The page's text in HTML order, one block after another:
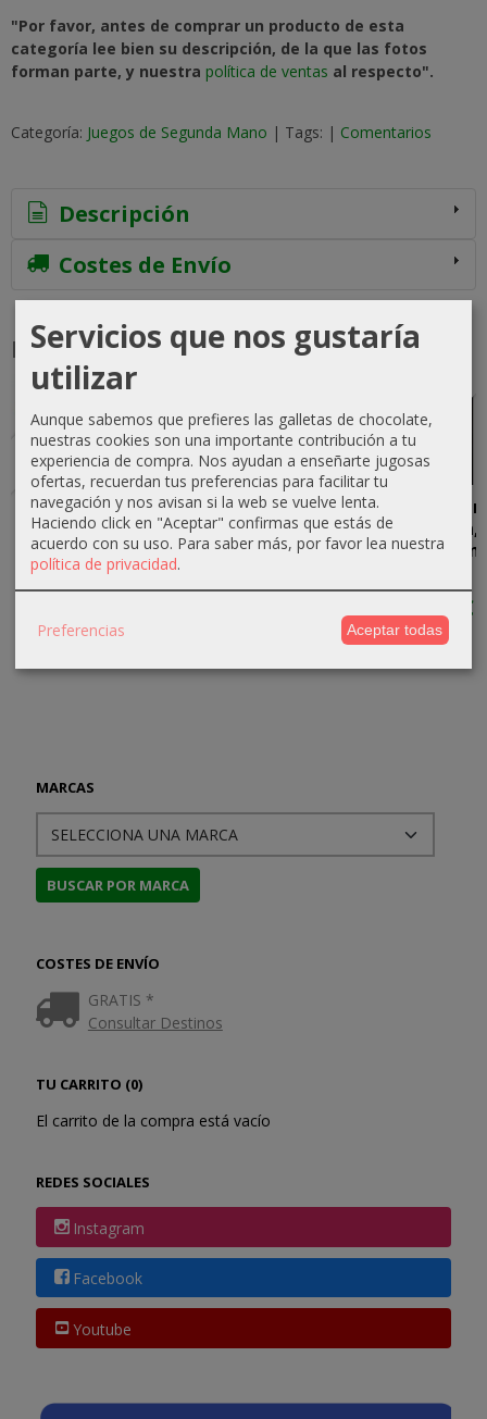
MARCAS
COSTES DE ENVÍO
GRATIS *
Consultar Destinos
TU CARRITO (0)
El carrito de la compra está vacío
REDES SOCIALES
Instagram
Facebook
Youtube
"Por favor, antes de comprar un producto de esta
categoría lee bien su descripción, de la que las fotos
forman parte, y nuestra política de ventas al respecto".
Categoría: Juegos de Segunda Mano | Tags: | Comentarios
Descripción
Costes de Envío
Productos Relacionados
Agotado
CDG Solo
System
19,00 €
20,00 €
Agotado
GMT Next
War:
suplemento
Agotado
Downfall:
Conquest of
the Third...
41,80 €
Agotado
The Russian
Campaign,
5th Edition
120,00 €
Servicios que nos gustaría
utilizar
Aunque sabemos que prefieres las galletas de chocolate,
nuestras cookies son una importante contribución a tu
experiencia de compra. Nos ayudan a enseñarte jugosas
ofertas, recuerdan tus preferencias para facilitar tu
navegación y nos avisan si la web se vuelve lenta.
Haciendo click en "Aceptar" confirmas que estás de
acuerdo con su uso. Para saber más, por favor lea nuestra
política de privacidad.
Preferencias Aceptar todas